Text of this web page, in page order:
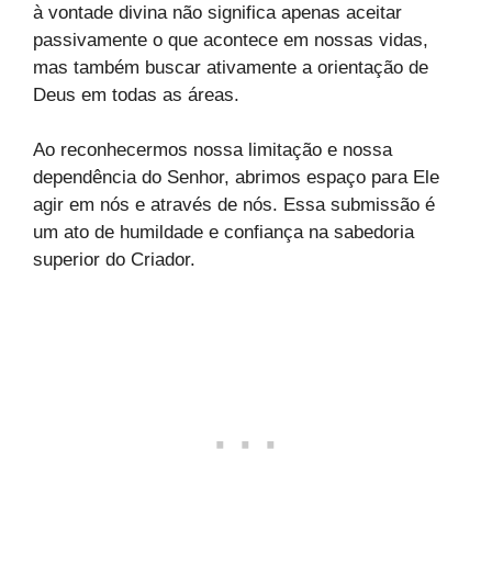
à vontade divina não significa apenas aceitar
passivamente o que acontece em nossas vidas,
mas também buscar ativamente a orientação de
Deus em todas as áreas.
Ao reconhecermos nossa limitação e nossa
dependência do Senhor, abrimos espaço para Ele
agir em nós e através de nós. Essa submissão é
um ato de humildade e confiança na sabedoria
superior do Criador.